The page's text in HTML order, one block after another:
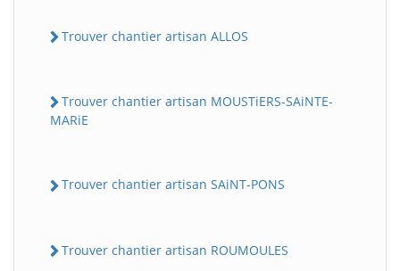
Trouver chantier artisan ALLOS
Trouver chantier artisan MOUSTiERS-SAiNTE-
MARiE
Trouver chantier artisan SAiNT-PONS
Trouver chantier artisan ROUMOULES